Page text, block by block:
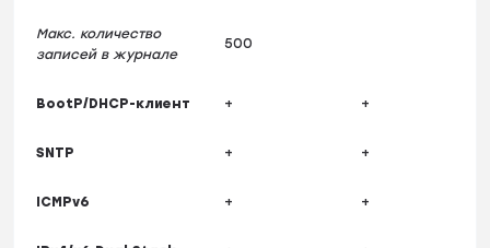
Макс. количество
записей в журнале
500
BootP/DHCP-клиент + +
SNTP + +
ICMPv6 + +